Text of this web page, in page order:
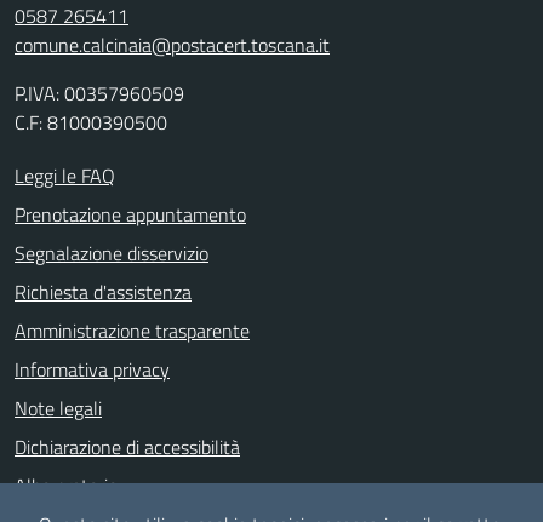
0587 265411
comune.calcinaia@postacert.toscana.it
P.IVA: 00357960509
C.F: 81000390500
Leggi le FAQ
Prenotazione appuntamento
Segnalazione disservizio
Richiesta d'assistenza
Amministrazione trasparente
Informativa privacy
Note legali
Dichiarazione di accessibilità
Albo pretorio